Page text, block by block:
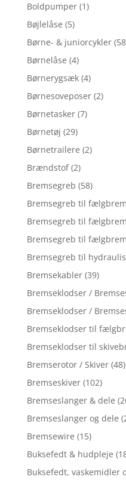
Boldpumper (1)
Bøjlelåse (5)
Børne- & juniorcykler
Børnelåse (4)
Børnerygsæk (4)
Børnesoveposer (2)
Børnetasker (7)
Børnetøj (29)
Børnetrailere (2)
Brændstof (2)
Bremsegreb (58)
Bremsegreb til
Bremsegreb til
Bremsegreb til
Bremsegreb til
Bremsekabler (39)
Bremseklodser /
Bremseklodser /
Bremseklodser til
Bremseklodser til
Bremserotor / Skiver (48)
Bremseskiver (102)
Bremseslanger & dele
Bremseslanger og dele
Bremsewire (15)
Buksefedt & hudpleje
Buksefedt, vaskemidler